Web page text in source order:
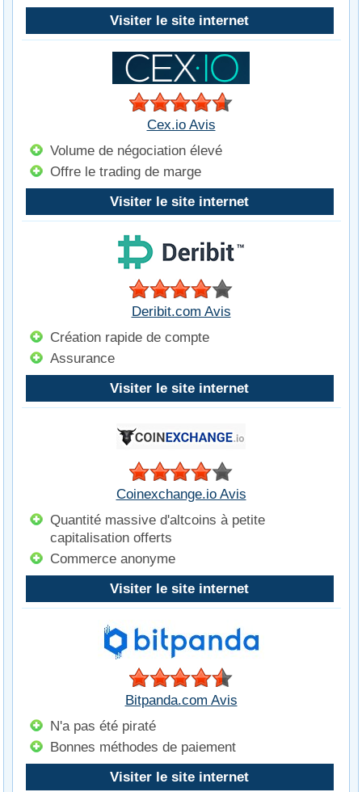
Visiter le site internet
Cex.io Avis
Volume de négociation élevé
Offre le trading de marge
Visiter le site internet
Deribit.com Avis
Création rapide de compte
Assurance
Visiter le site internet
Coinexchange.io Avis
Quantité massive d'altcoins à petite
capitalisation offerts
Commerce anonyme
Visiter le site internet
Bitpanda.com Avis
N'a pas été piraté
Bonnes méthodes de paiement
Visiter le site internet